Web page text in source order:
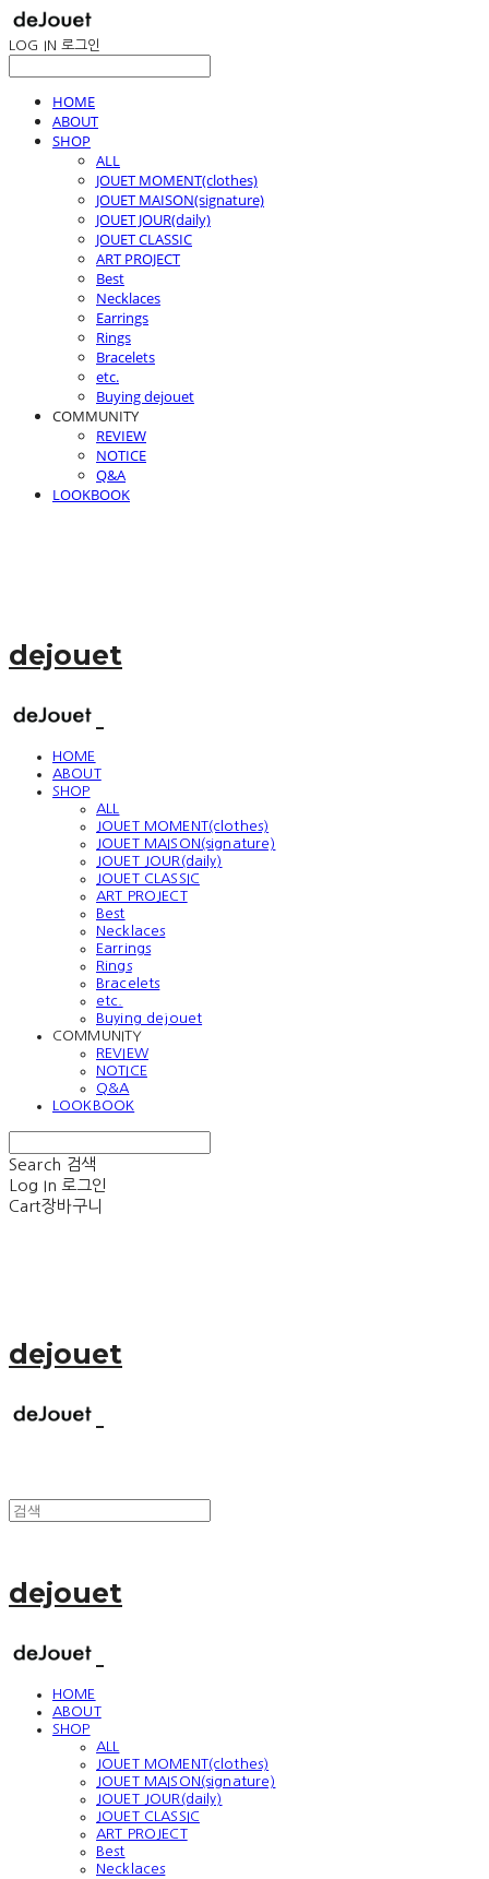
LOG IN 로그인
HOME
ABOUT
SHOP
ALL
JOUET MOMENT(clothes)
JOUET MAISON(signature)
JOUET JOUR(daily)
JOUET CLASSIC
ART PROJECT
Best
Necklaces
Earrings
Rings
Bracelets
etc.
Buying dejouet
COMMUNITY
REVIEW
NOTICE
Q&A
LOOKBOOK
dejouet
HOME
ABOUT
SHOP
ALL
JOUET MOMENT(clothes)
JOUET MAISON(signature)
JOUET JOUR(daily)
JOUET CLASSIC
ART PROJECT
Best
Necklaces
Earrings
Rings
Bracelets
etc.
Buying dejouet
COMMUNITY
REVIEW
NOTICE
Q&A
LOOKBOOK
Search 검색
Log In 로그인
Cart장바구니
dejouet
dejouet
HOME
ABOUT
SHOP
ALL
JOUET MOMENT(clothes)
JOUET MAISON(signature)
JOUET JOUR(daily)
JOUET CLASSIC
ART PROJECT
Best
Necklaces